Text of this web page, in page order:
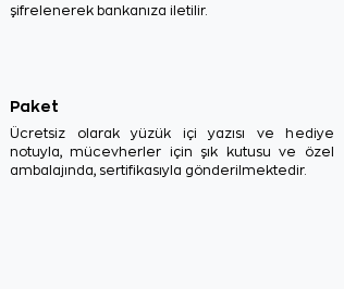
şifrelenerek bankanıza iletilir.
Paket
Ücretsiz olarak yüzük içi yazısı ve hediye
notuyla, mücevherler için şık kutusu ve özel
ambalajında, sertifikasıyla gönderilmektedir.